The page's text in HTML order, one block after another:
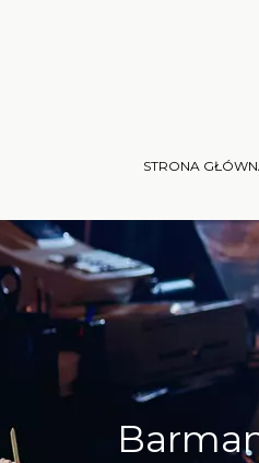
STRONA